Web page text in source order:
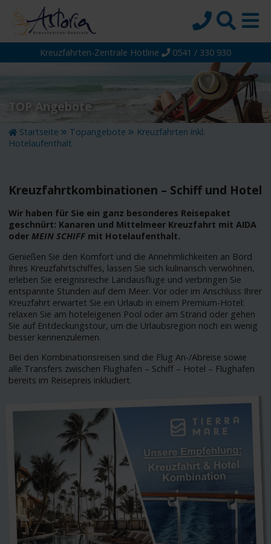
Startseite
Themen
Reedereien
Über uns
Wissen
Suche
Kreuzfahrten-Zentrale Hotline 0541 / 330 930
TOP Angebote
Startseite Topangebote
Kreuzfahrten inkl.
Hotelaufenthalt
Kreuzfahrtkombinationen – Schiff und Hotel
Wir haben für Sie ein ganz besonderes Reisepaket
geschnürt: Kanaren und Mittelmeer Kreuzfahrt mit AIDA
oderMEIN SCHIFF mit Hotelaufenthalt.
Genießen Sie den Komfort und die Annehmlichkeiten an Bord
Ihres Kreuzfahrtschiffes, lassen Sie sich kulinarisch verwöhnen,
erleben Sie ereignisreiche Landausflüge und verbringen Sie
entspannte Stunden auf dem Meer. Vor oder im Anschluss Ihrer
Kreuzfahrt erwartet Sie ein Urlaub in einem Premium-Hotel:
relaxen Sie am hoteleigenen Pool oder am Strand oder gehen
Sie auf Entdeckungstour, um die Urlaubsregion noch ein wenig
besser kennenzulernen.
Bei den Kombinationsreisen sind die Flug An-/Abreise sowie
alle Transfers zwischen Flughafen – Schiff – Hotel – Flughafen
bereits im Reisepreis inkludiert.